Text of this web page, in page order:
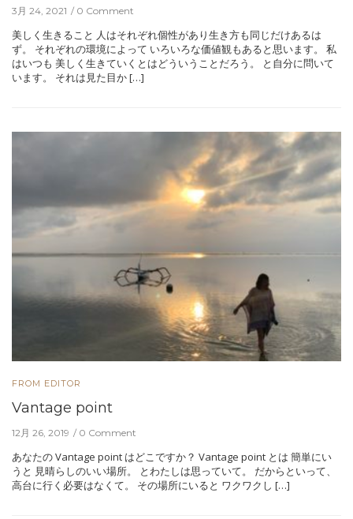
3月 24, 2021 0 Comment
美しく生きること 人はそれぞれ個性があり生き方も同じだけあるは
ず。 それぞれの環境によって いろいろな価値観もあると思います。 私
はいつも 美しく生きていくとはどういうことだろう。 と自分に問いて
います。 それは見た目か […]
FROM EDITOR
Vantage point
12月 26, 2019 0 Comment
あなたの Vantage point はどこですか？ Vantage point とは 簡単にい
うと 見晴らしのいい場所。 とわたしは思っていて。 だからといって、
高台に行く必要はなくて。 その場所にいると ワクワクし […]